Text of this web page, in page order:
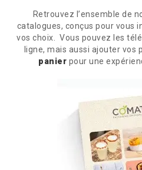
Retrouvez l’ensemble de
catalogues, conçus pour vous
vos choix. Vous pouvez les
ligne,mais aussi ajouter vos
panier pour une